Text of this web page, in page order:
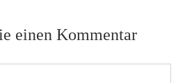
einen Kommentar